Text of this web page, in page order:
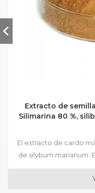
Extracto de
Silimarina 80 %,
El extracto de cardo
de silybum marianum.
productos para
principalmente para